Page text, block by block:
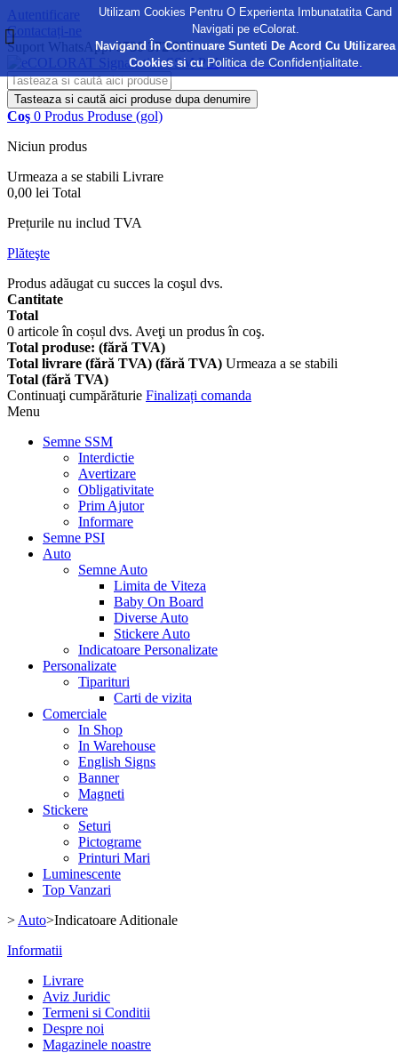
Autentificare
Contactați-ne
Suport WhatsApp:0730 372 355
Tasteaza si caută aici produse dupa denumire
Coş 0 Produs Produse (gol)
Niciun produs
Urmeaza a se stabili Livrare
0,00 lei Total
Prețurile nu includ TVA
Plăteşte
Produs adăugat cu succes la coşul dvs.
Cantitate
Total
0 articole în coșul dvs. Aveţi un produs în coş.
Total produse: (fără TVA)
Total livrare (fără TVA) (fără TVA) Urmeaza a se stabili
Total (fără TVA)
Continuaţi cumpărăturie Finalizați comanda
Menu
Semne SSM
Interdictie
Avertizare
Obligativitate
Prim Ajutor
Informare
Semne PSI
Auto
Semne Auto
Limita de Viteza
Baby On Board
Diverse Auto
Stickere Auto
Indicatoare Personalizate
Personalizate
Tiparituri
Carti de vizita
Comerciale
In Shop
In Warehouse
English Signs
Banner
Magneti
Stickere
Seturi
Pictograme
Printuri Mari
Luminescente
Top Vanzari
> Auto>Indicatoare Aditionale
Informatii
Livrare
Aviz Juridic
Termeni si Conditii
Despre noi
Magazinele noastre
Utilizam Cookies Pentru O Experienta Imbunatatita Cand
Navigati pe eColorat.
Navigand În Continuare Sunteti De Acord Cu Utilizarea
Cookies si cu Politica de Confidențialitate.